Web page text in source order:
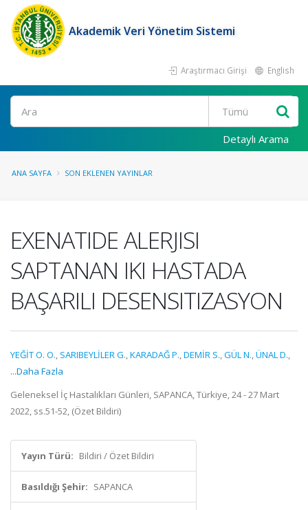
Akademik Veri Yönetim Sistemi
Araştırmacı Girişi English
Ara
Detaylı Arama
ANA SAYFA SON EKLENEN YAYINLAR
EXENATIDE ALERJISI
SAPTANAN IKI HASTADA
BAŞARILI DESENSITIZASYON
YEĞİT O. O., SARIBEYLİLER G.,KARADAĞ P.,DEMİR S.,GÜL N.,ÜNAL D.,
...Daha Fazla
Geleneksel İç Hastalıkları Günleri, SAPANCA, Türkiye, 24 - 27 Mart
2022, ss.51-52, (Özet Bildiri)
Yayın Türü: Bildiri / Özet Bildiri
Basıldığı Şehir: SAPANCA